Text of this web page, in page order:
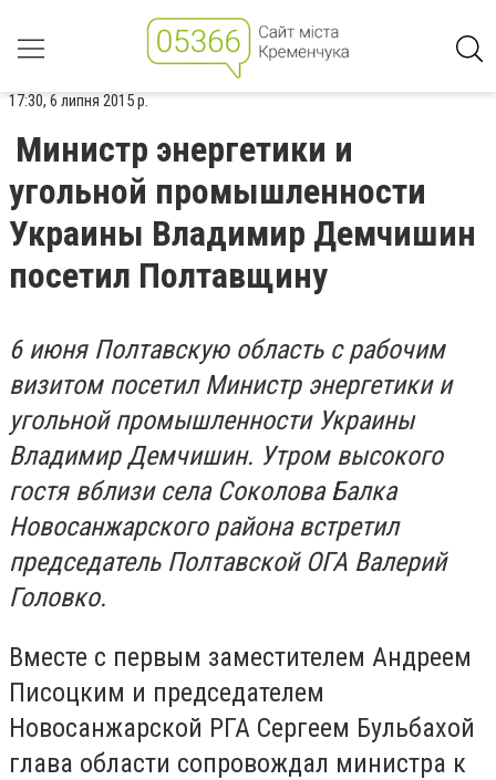
17:30, 6 липня 2015 р.
Министр энергетики и
угольной промышленности
Украины Владимир Демчишин
посетил Полтавщину
6 июня Полтавскую область с рабочим
визитом посетил Министр энергетики и
угольной промышленности Украины
Владимир Демчишин. Утром высокого
гостя вблизи села Соколова Балка
Новосанжарского района встретил
председатель Полтавской ОГА Валерий
Головко.
Вместе с первым заместителем Андреем
Писоцким и председателем
Новосанжарской РГА Сергеем Бульбахой
глава области сопровождал министра к